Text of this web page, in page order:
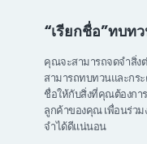
“เรียกชื่อ”ทบท
คุณจะสามารถจดจำสิ่งต่
สามารถทบทวนและกร
ชื่อให้กับสิ่งที่คุณต้องกา
ลูกค้าของคุณ เพื่อนร่ว
จำได้ดีแน่นอน